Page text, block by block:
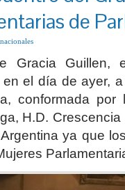
de
Gracia Guillen,
el día de ayer,
conformada por
H.D.
ya que